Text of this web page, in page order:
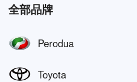
全部品牌
Perodua
Toyota